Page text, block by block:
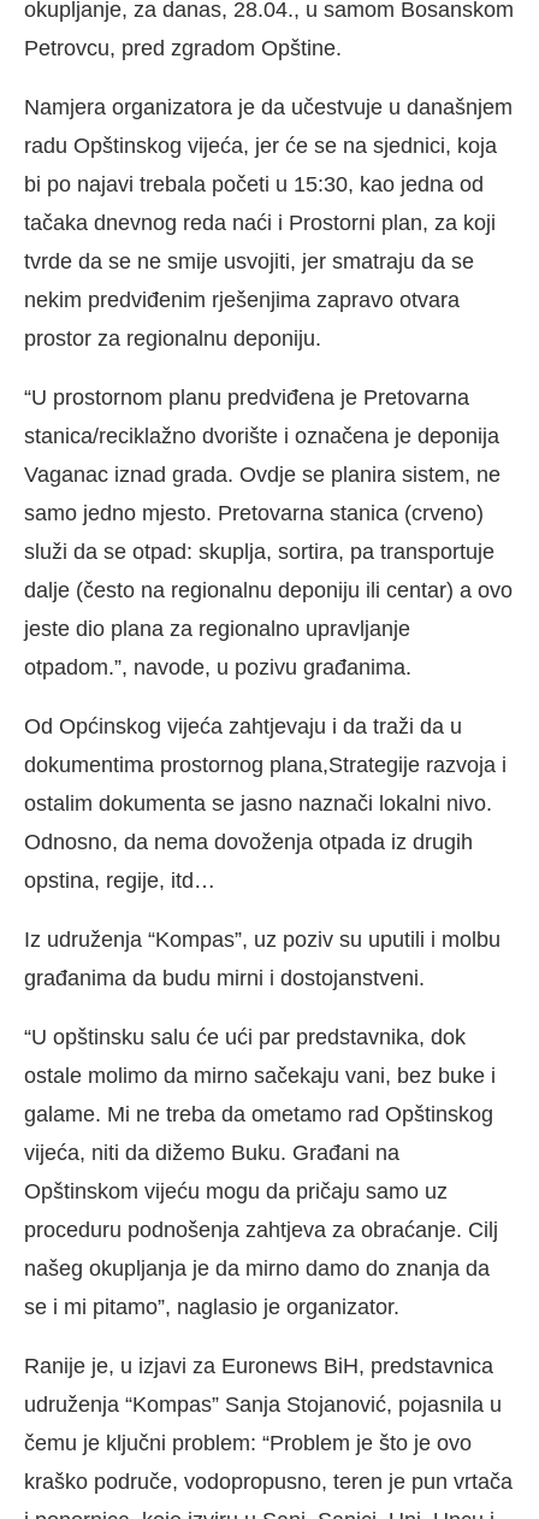
okupljanje, za danas, 28.04., u samom Bosanskom
Petrovcu, pred zgradom Opštine.
Namjera organizatora je da učestvuje u današnjem
radu Opštinskog vijeća, jer će se na sjednici, koja
bi po najavi trebala početi u 15:30, kao jedna od
tačaka dnevnog reda naći i Prostorni plan, za koji
tvrde da se ne smije usvojiti, jer smatraju da se
nekim predviđenim rješenjima zapravo otvara
prostor za regionalnu deponiju.
“U prostornom planu predviđena je Pretovarna
stanica/reciklažno dvorište i označena je deponija
Vaganac iznad grada. Ovdje se planira sistem, ne
samo jedno mjesto. Pretovarna stanica (crveno)
služi da se otpad: skuplja, sortira, pa transportuje
dalje (često na regionalnu deponiju ili centar) a ovo
jeste dio plana za regionalno upravljanje
otpadom.”, navode, u pozivu građanima.
Od Općinskog vijeća zahtjevaju i da traži da u
dokumentima prostornog plana,Strategije razvoja i
ostalim dokumenta se jasno naznači lokalni nivo.
Odnosno, da nema dovoženja otpada iz drugih
opstina, regije, itd…
Iz udruženja “Kompas”, uz poziv su uputili i molbu
građanima da budu mirni i dostojanstveni.
“U opštinsku salu će ući par predstavnika, dok
ostale molimo da mirno sačekaju vani, bez buke i
galame. Mi ne treba da ometamo rad Opštinskog
vijeća, niti da dižemo Buku. Građani na
Opštinskom vijeću mogu da pričaju samo uz
proceduru podnošenja zahtjeva za obraćanje. Cilj
našeg okupljanja je da mirno damo do znanja da
se i mi pitamo”, naglasio je organizator.
Ranije je, u izjavi za Euronews BiH, predstavnica
udruženja “Kompas” Sanja Stojanović, pojasnila u
čemu je ključni problem: “Problem je što je ovo
kraško područe, vodopropusno, teren je pun vrtača